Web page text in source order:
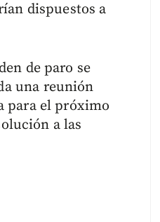
dispuestos a
de paro se
una reunión
para el próximo
a las